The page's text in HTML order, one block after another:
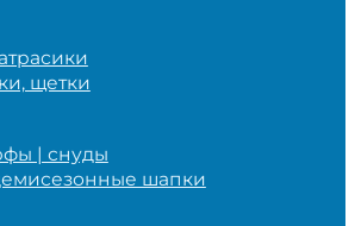
щетки
| снуды
шапки